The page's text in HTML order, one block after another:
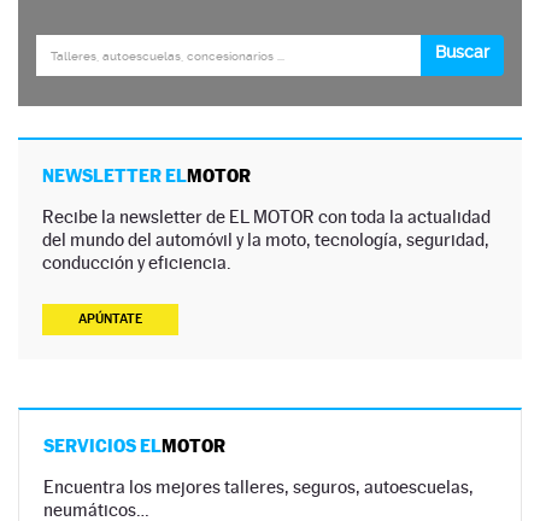
NEWSLETTER ELMOTOR
Recibe la newsletter de EL MOTOR con toda la actualidad
del mundo del automóvil y la moto, tecnología, seguridad,
conducción y eficiencia.
APÚNTATE
SERVICIOS ELMOTOR
Encuentra los mejores talleres, seguros, autoescuelas,
neumáticos…